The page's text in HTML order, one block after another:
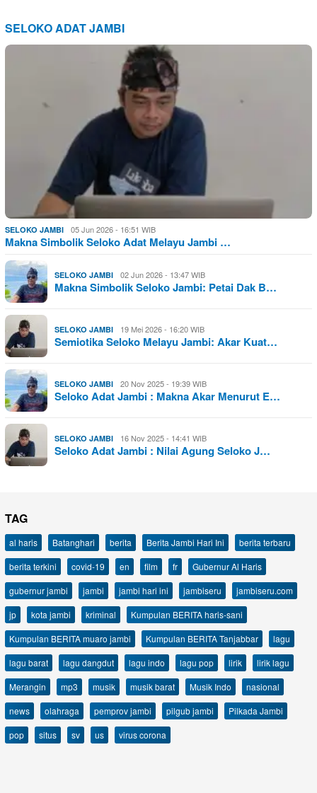
SELOKO ADAT JAMBI
SELOKO JAMBI 05 Jun 2026 - 16:51 WIB
Makna Simbolik Seloko Adat Melayu Jambi …
SELOKO JAMBI 02 Jun 2026 - 13:47 WIB
Makna Simbolik Seloko Jambi: Petai Dak B…
SELOKO JAMBI 19 Mei 2026 - 16:20 WIB
Semiotika Seloko Melayu Jambi: Akar Kuat…
SELOKO JAMBI 20 Nov 2025 - 19:39 WIB
Seloko Adat Jambi : Makna Akar Menurut E…
SELOKO JAMBI 16 Nov 2025 - 14:41 WIB
Seloko Adat Jambi : Nilai Agung Seloko J…
TAG
al haris Batanghari berita Berita Jambi Hari Ini
berita terbaru
berita terkini
covid-19 en film fr
Gubernur Al Haris
gubernur jambi
jambi jambi hari ini jambiseru
jambiseru.com
jp
kota jambi kriminal
Kumpulan BERITA haris-sani
Kumpulan BERITA muaro jambi
Kumpulan BERITA Tanjabbar
lagu
lagu barat
lagu dangdut lagu indo lagu pop lirik
lirik lagu
Merangin
mp3 musik musik barat Musik Indo
nasional
news
olahraga pemprov jambi pilgub jambi
Pilkada Jambi
pop
situs sv us virus corona